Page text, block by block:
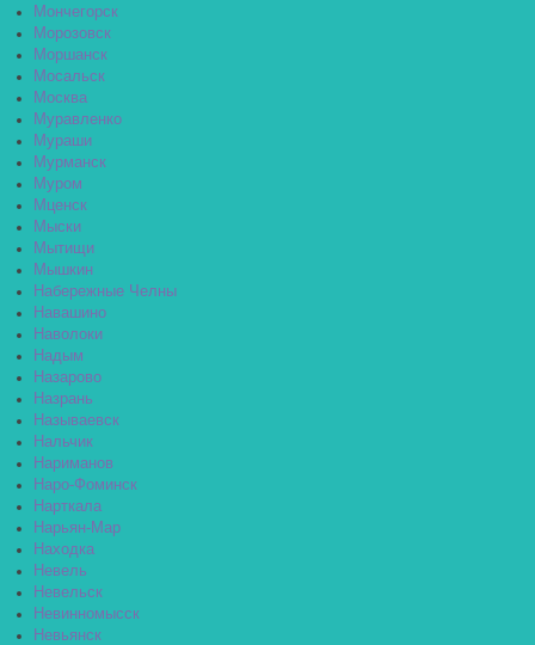
Мончегорск
Морозовск
Моршанск
Мосальск
Москва
Муравленко
Мураши
Мурманск
Муром
Мценск
Мыски
Мытищи
Мышкин
Набережные Челны
Навашино
Наволоки
Надым
Назарово
Назрань
Называевск
Нальчик
Нариманов
Наро-Фоминск
Нарткала
Нарьян-Мар
Находка
Невель
Невельск
Невинномысск
Невьянск